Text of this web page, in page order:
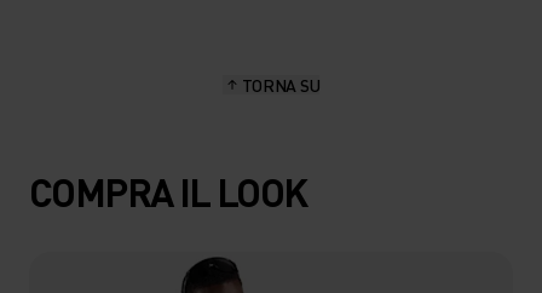
TORNA SU
COMPRA IL LOOK